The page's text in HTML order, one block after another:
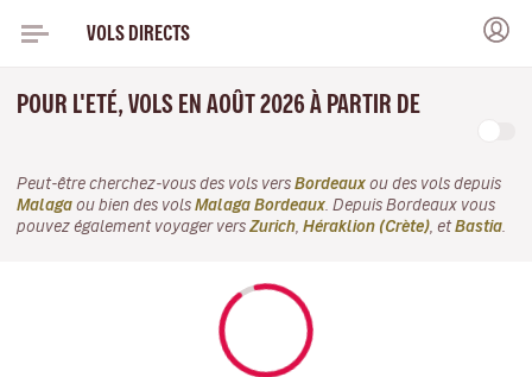
VOLS DIRECTS
POUR L'ETÉ, VOLS EN AOÛT 2026 À PARTIR DE
Peut-être cherchez-vous des vols vers Bordeaux ou des vols depuis
Malaga ou bien des vols Malaga Bordeaux . Depuis Bordeaux vous
pouvez également voyager vers Zurich Héraklion (Crète) , etBastia